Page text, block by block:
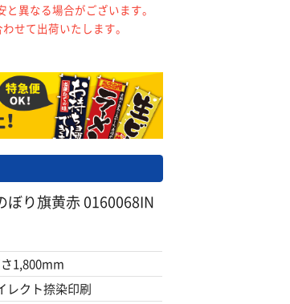
異なる場合がございます。
せて出荷いたします。
ぼり旗黄赤 0160068IN
1,800mm
レクト捺染印刷